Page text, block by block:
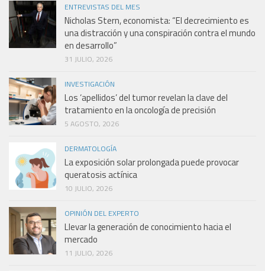
ENTREVISTAS DEL MES
Nicholas Stern, economista: “El decrecimiento es
una distracción y una conspiración contra el mundo
en desarrollo”
31 JULIO, 2026
INVESTIGACIÓN
Los ‘apellidos’ del tumor revelan la clave del
tratamiento en la oncología de precisión
5 AGOSTO, 2026
DERMATOLOGÍA
La exposición solar prolongada puede provocar
queratosis actínica
10 JULIO, 2026
OPINIÓN DEL EXPERTO
Llevar la generación de conocimiento hacia el
mercado
11 JULIO, 2026